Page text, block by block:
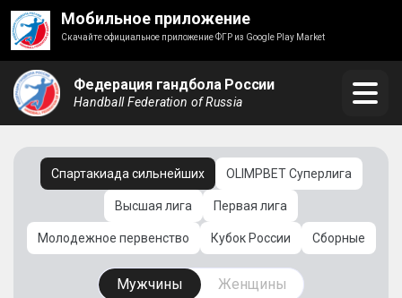
Мобильное приложение
Скачайте официальное приложение ФГР из Google Play Market
Федерация гандбола России
Handball Federation of Russia
Спартакиада сильнейших OLIMPBET Суперлига
Высшая лига Первая лига
Молодежное первенство Кубок России Сборные
Мужчины Женщины